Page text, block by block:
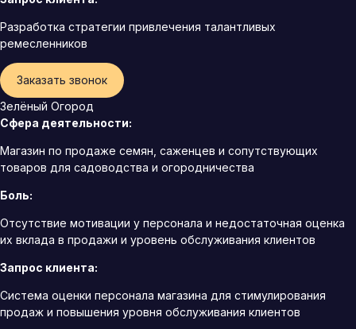
Разработка стратегии привлечения талантливых
ремесленников
Заказать звонок
Зелёный Огород
Сфера деятельности:
Магазин по продаже семян, саженцев и сопутствующих
товаров для садоводства и огородничества
Боль:
Отсутствие мотивации у персонала и недостаточная оценка
их вклада в продажи и уровень обслуживания клиентов
Запрос клиента:
Система оценки персонала магазина для стимулирования
продаж и повышения уровня обслуживания клиентов